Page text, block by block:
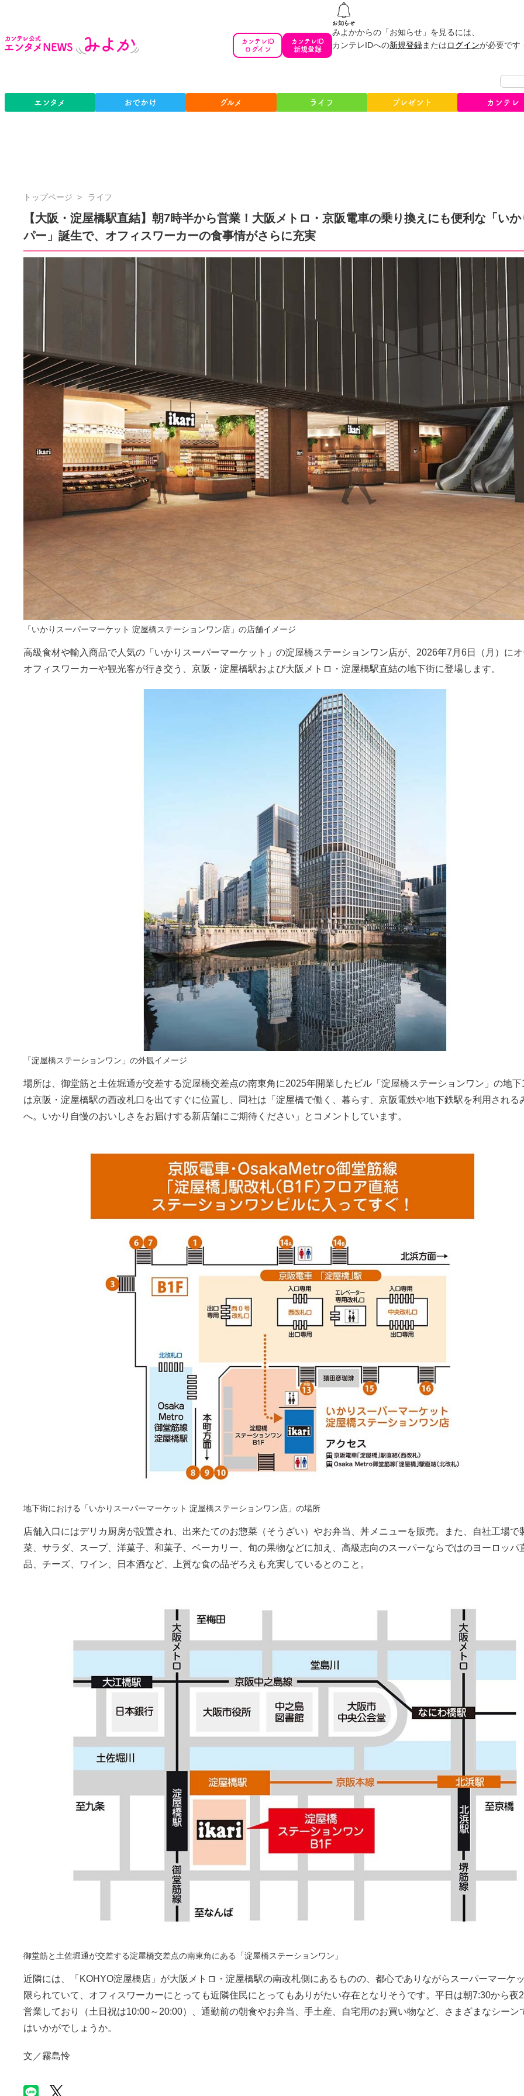
カンテレID
ログイン
カンテレID
新規登録
みよかからの「お知らせ」を見るには、
カンテレIDへの新規登録またはログインが必要です
エンタメ おでかけ グルメ ライフ プレゼント カンテレ
トップページ カ
テ
レ
S
「
み
よ
」
ライフ
【大阪・淀屋橋駅直結】朝7時半から営業！大阪メトロ・京阪電車の乗り換えにも便利な「いか
パー」誕生で、オフィスワーカーの食事情がさらに充実
「いかりスーパーマーケット 淀屋橋ステーションワン店」の店舗イメージ
高級食材や輸入商品で人気の「いかりスーパーマーケット」の淀屋橋ステーションワン店が、2026年7月6日（月）にオ
オフィスワーカーや観光客が行き交う、京阪・淀屋橋駅および大阪メトロ・淀屋橋駅直結の地下街に登場します。
「淀屋橋ステーションワン」の外観イメージ
場所は、御堂筋と土佐堀通が交差する淀屋橋交差点の南東角に2025年開業したビル「淀屋橋ステーションワン」の地
は京阪・淀屋橋駅の西改札口を出てすぐに位置し、同社は「淀屋橋で働く、暮らす、京阪電鉄や地下鉄駅を利用される
へ。いかり自慢のおいしさをお届けする新店舗にご期待ください」とコメントしています。
地下街における「いかりスーパーマーケット 淀屋橋ステーションワン店」の場所
店舗入口にはデリカ厨房が設置され、出来たてのお惣菜（そうざい）やお弁当、丼メニューを販売。また、自社工場で
菜、サラダ、スープ、洋菓子、和菓子、ベーカリー、旬の果物などに加え、高級志向のスーパーならではのヨーロッパ
品、チーズ、ワイン、日本酒など、上質な食の品ぞろえも充実しているとのこと。
御堂筋と土佐堀通が交差する淀屋橋交差点の南東角にある「淀屋橋ステーションワン」
近隣には、「KOHYO淀屋橋店」が大阪メトロ・淀屋橋駅の南改札側にあるものの、都心でありながらスーパーマーケ
限られていて、オフィスワーカーにとっても近隣住民にとってもありがたい存在となりそうです。平日は朝7:30から夜
営業しており（土日祝は10:00～20:00）、通勤前の朝食やお弁当、手土産、自宅用のお買い物など、さまざまなシーン
はいかがでしょうか。
文／霧島怜